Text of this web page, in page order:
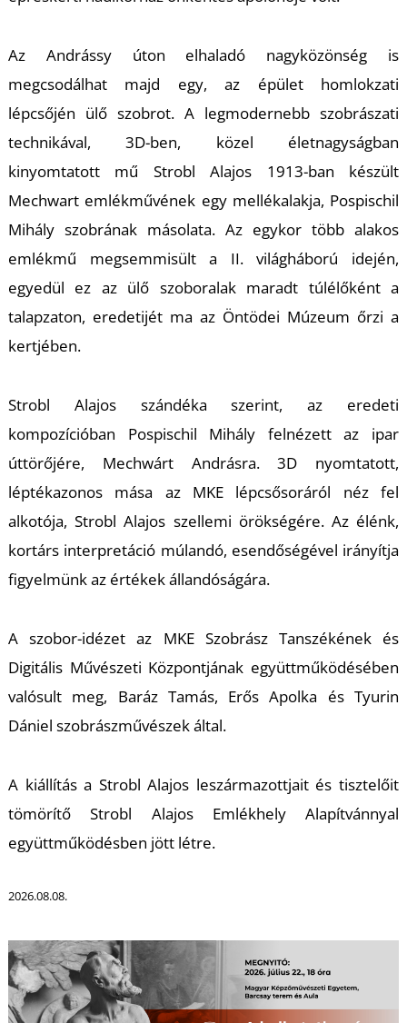
Az Andrássy úton elhaladó nagyközönség is
megcsodálhat majd egy, az épület homlokzati
lépcsőjén ülő szobrot. A legmodernebb szobrászati
technikával, 3D-ben, közel életnagyságban
kinyomtatott mű Strobl Alajos 1913-ban készült
Mechwart emlékművének egy mellékalakja, Pospischil
Mihály szobrának másolata. Az egykor több alakos
emlékmű megsemmisült a II. világháború idején,
egyedül ez az ülő szoboralak maradt túlélőként a
talapzaton, eredetijét ma az Öntödei Múzeum őrzi a
kertjében.
Strobl Alajos szándéka szerint, az eredeti
kompozícióban Pospischil Mihály felnézett az ipar
úttörőjére, Mechwárt Andrásra. 3D nyomtatott,
léptékazonos mása az MKE lépcsősoráról néz fel
alkotója, Strobl Alajos szellemi örökségére. Az élénk,
kortárs interpretáció múlandó, esendőségével irányítja
figyelmünk az értékek állandóságára.
A szobor-idézet az MKE Szobrász Tanszékének és
Digitális Művészeti Központjának együttműködésében
valósult meg, Baráz Tamás, Erős Apolka és Tyurin
Dániel szobrászművészek által.
A kiállítás a Strobl Alajos leszármazottjait és tisztelőit
tömörítő Strobl Alajos Emlékhely Alapítvánnyal
együttműködésben jött létre.
2026.08.08.